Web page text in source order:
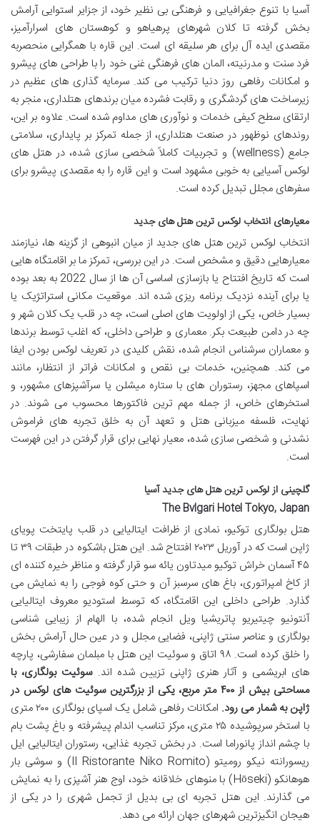
آسیا با تنوع جغرافیایی و فرهنگی بی نظیر خود، از جزایر استوایی آرامش
بخش گرفته تا کلان شهرهای پرهیاهو و کوهستان های اسرارآمیز،
مقصدی ایده آل برای هر سلیقه ای است. این قاره با همگرایی منحصربه
فرد سنت و مدرنیته، المان های فرهنگی غنی خود را با طراحی های پیشرو
و امکانات رفاهی روز دنیا ترکیب می کند. سرمایه گذاری های عظیم در
زیرساخت های گردشگری و رقابت فشرده میان برندهای هتلداری، منجر به
ارتقای سطح کیفی خدمات و نوآوری های مداوم شده است. علاوه بر این،
روندهای نوظهور در صنعت هتلداری، از جمله تمرکز بر پایداری، سلامتی
جامع (wellness) و تجربیات کاملاً شخصی سازی شده، در هتل های
لوکس آسیایی به خوبی مشهود است و این قاره را به مقصدی پیشرو برای
سفرهای مجلل تبدیل کرده است.
معیارهای انتخاب لوکس ترین هتل های جدید
انتخاب لوکس ترین هتل های جدید از میان انبوهی از گزینه ها، نیازمند
معیارهایی دقیق و مشخص است. در این بررسی، تمرکز ما بر اقامتگاه هایی
است که تاریخ افتتاح یا بازسازی اساسی آن ها از سال 2022 به بعد بوده
یا برای آینده نزدیک برنامه ریزی شده اند. موقعیت مکانی استراتژیک یا
بسیار خاص، یکی از اولویت های اصلی است، چه در قلب یک کلان شهر و
چه در دامن طبیعت بکر. معماری و طراحی داخلی، که اغلب توسط برندها
و معماران سرشناس انجام شده، نقش کلیدی در تعریف لوکس بودن ایفا
می کند. همچنین، خدمات بی نقص و امکانات فراتر از انتظار، مانند
اسپاهای مجهز، رستوران های با ستاره میشلن یا سرآشپزهای مشهور، و
استخرهای خاص، از جمله مهم ترین فاکتورها محسوب می شوند. در
نهایت، فلسفه میزبانی هتل و تعهد آن به خلق تجربه های فراموش
نشدنی و شخصی سازی شده، معیار نهایی برای قرار گرفتن در این فهرست
است.
گلچینی از لوکس ترین هتل های جدید آسیا
The Bvlgari Hotel Tokyo, Japan
هتل بولگاری توکیو، نمادی از ظرافت ایتالیایی در قلب پایتخت پویای
ژاپن است که در آوریل ۲۰۲۳ افتتاح شد. این هتل باشکوه در طبقات ۳۹ تا
۴۵ آسمان خراش توکیو میدتاون یائه سو قرار گرفته و مناظر خیره کننده ای
از کاخ امپراتوری، باغ های سرسبز آن و حتی کوه فوجی را به نمایش می
گذارد. طراحی داخلی این اقامتگاه، که توسط استودیو معروف ایتالیایی
آنتونیو چیتیریو پاتریشیا ویل انجام شده، با الهام از زیبایی شناسی
بولگاری و عناصر سنتی ژاپنی، فضایی مجلل و در عین حال آرامش بخش
را خلق کرده است. ۹۸ اتاق و سوئیت این هتل با مبلمان سفارشی، پارچه
های ابریشمی و آثار هنری ژاپنی تزیین شده اند.سوئیت بولگاری، با
مساحتی بیش از ۴۰۰ متر مربع، یکی از بزرگترین سوئیت های لوکس در
ژاپن به شمار می رود.
امکانات رفاهی شامل یک اسپای بولگاری ۲۰۰ متری
با استخر سرپوشیده ۲۵ متری، مرکز تناسب اندام پیشرفته و باغ پشت بام
با چشم انداز پانوراما است. در بخش تجربه غذایی، رستوران ایتالیایی ایل
ریسورانته نیکو رومیتو (Il Ristorante Niko Romito) و سوشی بار
هوهانکو (Hōseki) با منوهای خلاقانه خود، اوج هنر آشپزی را به نمایش
می گذارند. این هتل تجربه ای بی بدیل از تجمل شهری را در یکی از
هیجان انگیزترین شهرهای جهان ارائه می دهد.